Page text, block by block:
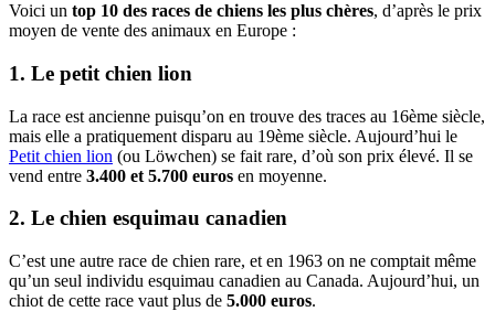
Voici un top 10 des races de chiens les plus chères, d’après le prix
moyen de vente des animaux en Europe :
1. Le petit chien lion
La race est ancienne puisqu’on en trouve des traces au 16ème siècle,
mais elle a pratiquement disparu au 19ème siècle. Aujourd’hui le
Petit chien lion (ou Löwchen) se fait rare, d’où son prix élevé. Il se
vend entre 3.400 et 5.700 euros en moyenne.
2. Le chien esquimau canadien
C’est une autre race de chien rare, et en 1963 on ne comptait même
qu’un seul individu esquimau canadien au Canada. Aujourd’hui, un
chiot de cette race vaut plus de 5.000 euros.